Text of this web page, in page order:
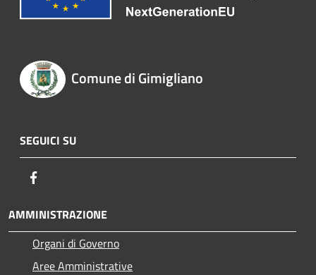
Comune di Gimigliano
SEGUICI SU
AMMINISTRAZIONE
Organi di Governo
Aree Amministrative